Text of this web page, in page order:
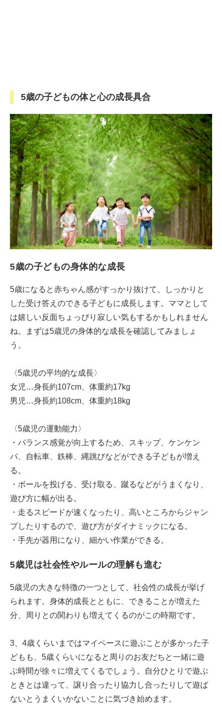
5歳の子どもの体と心の成長具合
5歳の子どもの身体的な成長
5歳になると赤ちゃん感がすっかり抜けて、しっかりと
した受け答えのできる子どもに成長します。ママとして
は嬉しい反面ちょっぴり寂しい気もするかもしれません
ね。まずは5歳児の身体的な成長を確認してみましょ
う。
〈5歳児の平均的な成長〉
女児…身長約107cm、体重約17kg
男児…身長約108cm、体重約18kg
〈5歳児の運動能力〉
・バランス感覚が向上するため、スキップ、ケンケン
パ、自転車、鉄棒、縄跳びなどができる子どもが増え
る。
・ボールを投げる、受け取る、蹴るなどがうまくなり、
遊び方に幅が出る。
・走るスピードが速くなったり、高いところからジャン
プしたりするので、遊び方がダイナミックになる。
・手先が器用になり、細かい作業ができる。
5歳児は社会性やルールの理解も進む
5歳児の大きな特徴の一つとして、社会性の成長が挙げ
られます。身体的成長とともに、できることが増えた
分、周りとの関わりも増えてくるのがこの時期です。
3、4歳くらいまではマイペースに遊ぶことが多かった子
どもも、5歳くらいになると周りのお友だちと一緒に遊
ぶ時間が徐々に増えてくるでしょう。自分ひとりで遊ぶ
ときとは違って、譲り合ったり協力し合ったりして遊ば
ないとうまくいかないことに気づき始めます。